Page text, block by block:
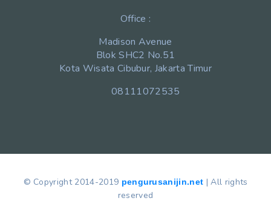
Office :
Madison Avenue
Blok SHC2 No.51
Kota Wisata Cibubur, Jakarta Timur
08111072535
© Copyright 2014-2019 pengurusanijin.net | All rights
reserved